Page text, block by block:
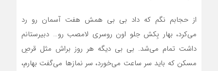
از حجابم نگم که داد بی بی همش هفت آسمان رو رد
می‌کرد، بهار بِکش جلو اون روسری لامصب رو… دبیرستانم
داشت تمام می‌شد. بی بی دیگه هر روز براش مثل قرصِ
مسکن که باید سر ساعت می‌خورد، سر نمازها می‌گفت بهارم،